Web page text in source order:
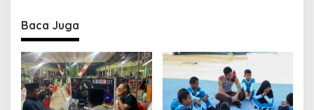
a
v
i
g
a
Baca Juga